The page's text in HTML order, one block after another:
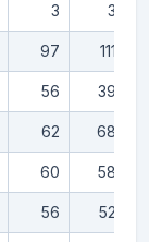
3 3
97 111
56 39
62 68
60 58
56 52